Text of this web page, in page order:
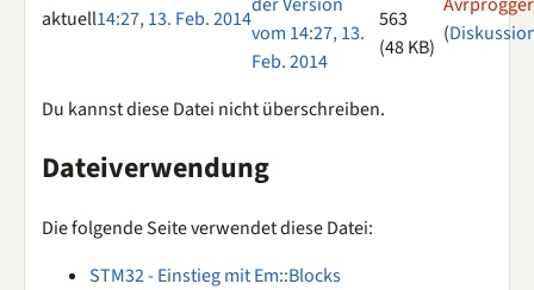
aktuell14:27, 13. Feb. 2014
563
(48 KB)
(
Du kannst diese Datei nicht überschreiben.
Dateiverwendung
Die folgende Seite verwendet diese Datei:
STM32 - Einstieg mit Em::Blocks